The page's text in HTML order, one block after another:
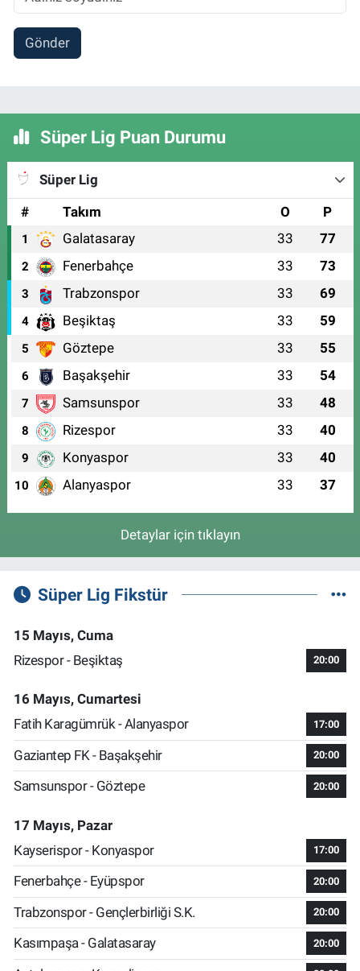
Gönder
Süper Lig Puan Durumu
Süper Lig
#
Takım O P
1 Galatasaray 33 77
2 Fenerbahçe 33 73
3 Trabzonspor 33 69
4 Beşiktaş 33 59
5 Göztepe 33 55
6 Başakşehir 33 54
7 Samsunspor 33 48
8 Rizespor 33 40
9 Konyaspor 33 40
10 Alanyaspor 33 37
Detaylar için tıklayın
Süper Lig Fikstür
15 Mayıs, Cuma
Rizespor - Beşiktaş
20:00
16 Mayıs, Cumartesi
Fatih Karagümrük - Alanyaspor
17:00
Gaziantep FK - Başakşehir 20:00
Samsunspor - Göztepe 20:00
17 Mayıs, Pazar
Kayserispor - Konyaspor
17:00
Fenerbahçe - Eyüpspor 20:00
Trabzonspor - Gençlerbirliği S.K. 20:00
Kasımpaşa - Galatasaray 20:00